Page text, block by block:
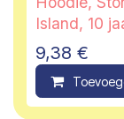
Island, 10
9,38 €